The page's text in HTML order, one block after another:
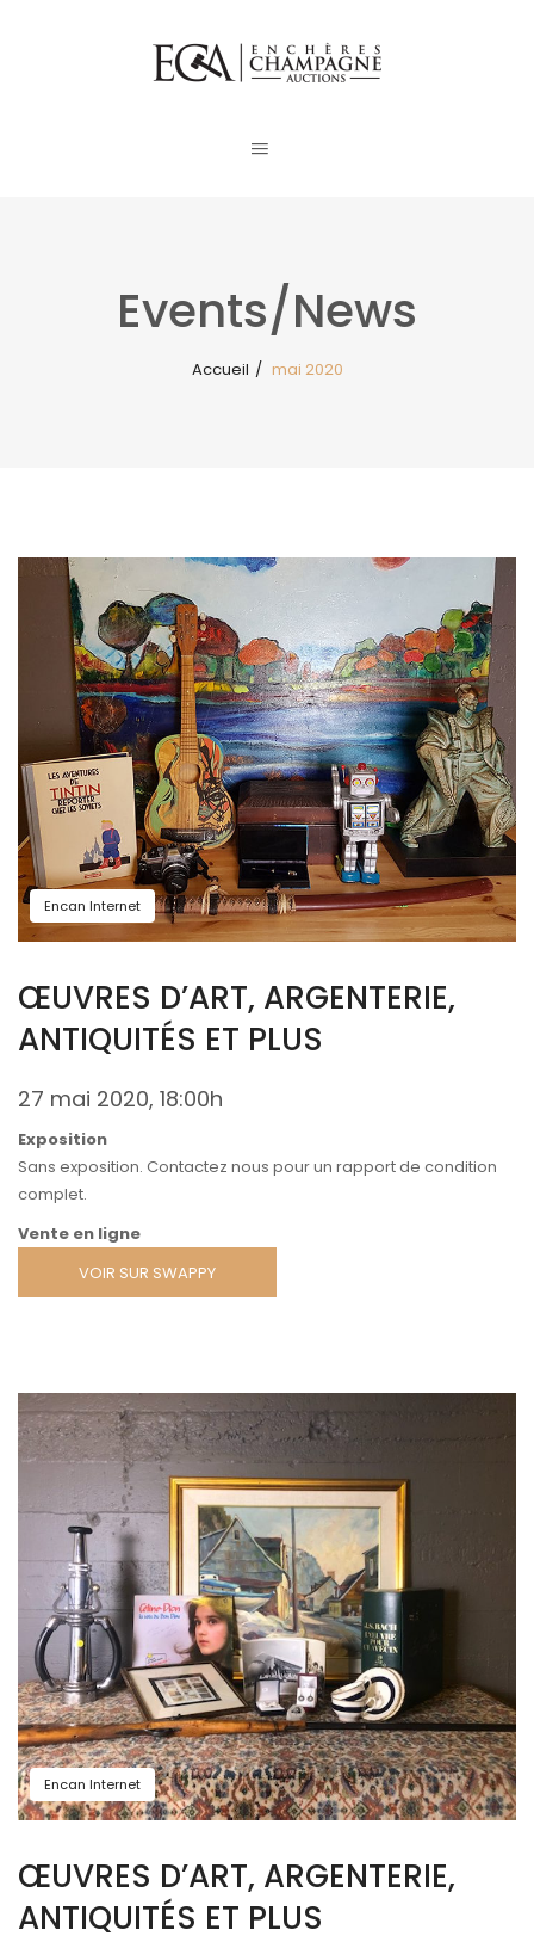
Events/News
Accueil / mai 2020
Encan Internet
ŒUVRES D’ART, ARGENTERIE,
ANTIQUITÉS ET PLUS
27 mai 2020, 18:00h
Exposition
Sans exposition. Contactez nous pour un rapport de condition
complet.
Vente en ligne
VOIR SUR SWAPPY
Encan Internet
ŒUVRES D’ART, ARGENTERIE,
ANTIQUITÉS ET PLUS